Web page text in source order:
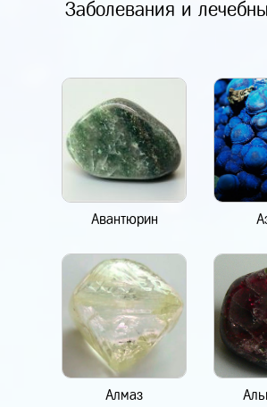
Заболевания и
Авантюрин
Алмаз